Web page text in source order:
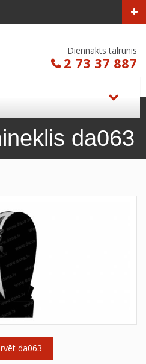
Diennakts tālrunis
2 73 37 887
da063
da063